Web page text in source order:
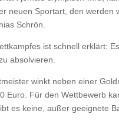
neuen Sportart, den werden
Schrön.
ist schnell erklärt:
absolvieren.
winkt neben einer
Euro. Für den Wettbewerb
es keine, außer geeignete